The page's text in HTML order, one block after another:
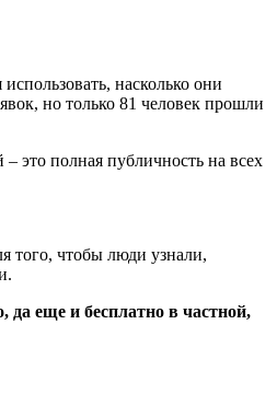
насколько они
но только 81 человек прошли
это полная публичность на всех
того, чтобы люди узнали,
да еще и бесплатно в частной,